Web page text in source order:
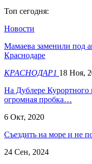
Топ сегодня:
Новости
Мамаева заменили под
Краснодаре
КРАСНОДАР1 18 Ноя,
На Дублере Курортного
огромная пробка…
6 Окт, 2020
Съездить на море и не
24 Сен, 2024